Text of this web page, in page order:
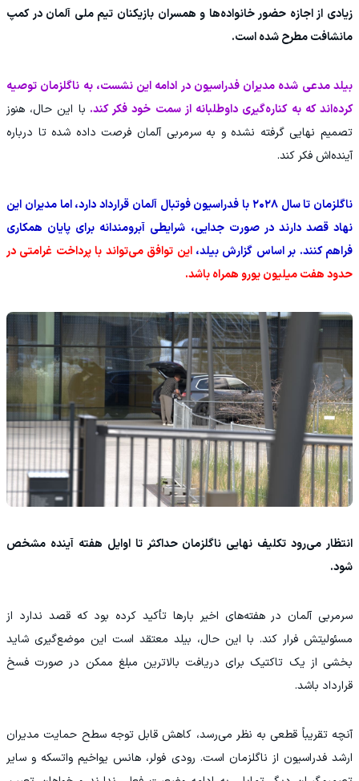
زیادی از اجازه حضور خانواده‌ها و همسران بازیکنان تیم ملی آلمان در کمپ
مانشافت مطرح شده است.
بیلد مدعی شده مدیران فدراسیون در ادامه این نشست، به ناگلزمان توصیه
کرده‌اند که به کناره‌گیری داوطلبانه از سمت خود فکر کند. با این حال، هنوز
تصمیم نهایی گرفته نشده و به سرمربی آلمان فرصت داده شده تا درباره
آینده‌اش فکر کند.
ناگلزمان تا سال ۲۰۲۸ با فدراسیون فوتبال آلمان قرارداد دارد، اما مدیران این
نهاد قصد دارند در صورت جدایی، شرایطی آبرومندانه برای پایان همکاری
فراهم کنند. بر اساس گزارش بیلد،این توافق می‌تواند با پرداخت غرامتی در
حدود هفت میلیون یورو همراه باشد.
انتظار می‌رود تکلیف نهایی ناگلزمان حداکثر تا اوایل هفته آینده مشخص
شود.
سرمربی آلمان در هفته‌های اخیر بارها تأکید کرده بود که قصد ندارد از
مسئولیتش فرار کند. با این حال، بیلد معتقد است این موضع‌گیری شاید
بخشی از یک تاکتیک برای دریافت بالاترین مبلغ ممکن در صورت فسخ
قرارداد باشد.
آنچه تقریباً قطعی به نظر می‌رسد، کاهش قابل توجه سطح حمایت مدیران
ارشد فدراسیون از ناگلزمان است. رودی فولر، هانس یواخیم واتسکه و سایر